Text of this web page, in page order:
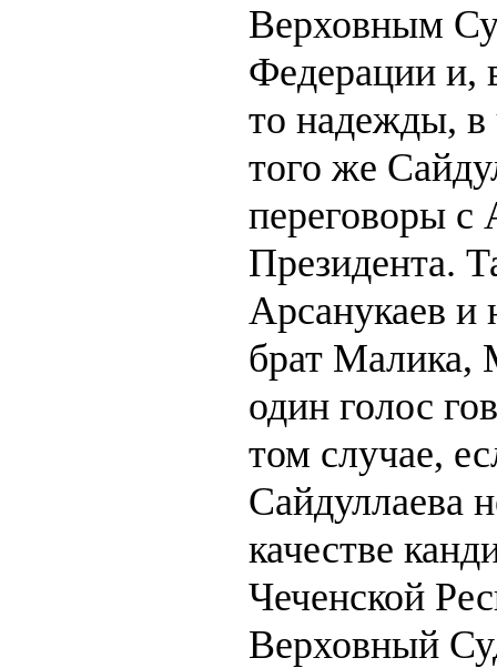
Верховным
Федерации и,
то надежды, в
того же
переговоры с
Президента.
Арсанукаев и
брат Малика,
один голос
том случае,
Сайдуллаева
качестве
Чеченской
Верховный